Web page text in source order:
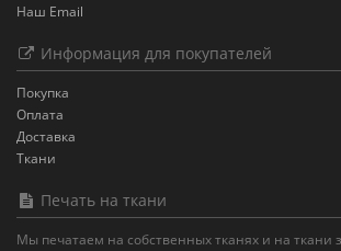
Наш Email
Информация для покупателей
Покупка
Оплата
Доставка
Ткани
Печать на ткани
Мы печатаем на собственных тканях и на ткани